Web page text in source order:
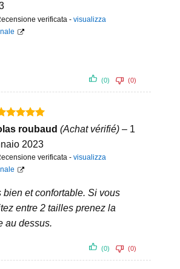
verificata -visualizza
(0) (0)
5
roubaud(Achat vérifié) – 1
2023
verificata -visualizza
bien et confortable. Si vous
entre 2 tailles prenez la
au dessus.
(0) (0)